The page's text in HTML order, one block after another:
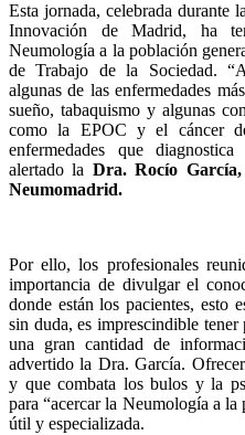
Esta jornada, celebrada
Innovación de Madrid, ha
Neumología a la población
de Trabajo de la Sociedad.
algunas de las enfermedades
sueño, tabaquismo y algunas
como la EPOC y el cáncer
enfermedades que
alertado la Dra. Rocío
Neumomadrid.
Por ello, los profesionales
importancia de divulgar el
donde están los pacientes, esto
sin duda, es imprescindible
una gran cantidad de
advertido la Dra. García.
y que combata los bulos y la
para “acercar la Neumología a
útil y especializada.